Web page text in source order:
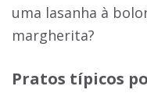
uma lasanha à
margherita?
Pratos típicos